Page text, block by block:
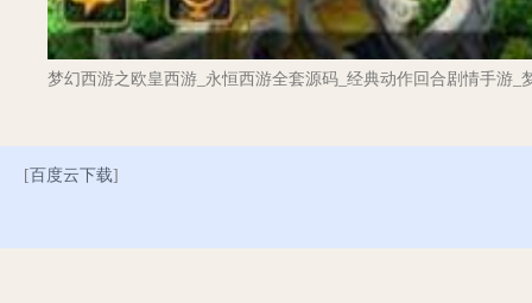
梦幻西游之欧皇西游_永恒西游全套源码_经典动作回合剧情手游_
[ 百度云下载]